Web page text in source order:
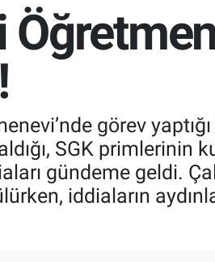
BITCOIN
görev
SGK primlerinin
gündeme geldi.
iddiaların